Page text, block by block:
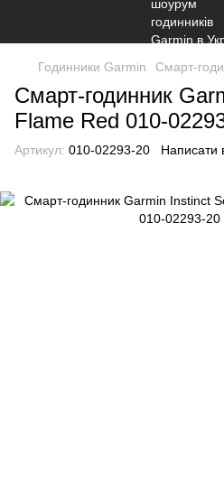
Годинники Garmin Смарт-
Смарт-годинник
Flame Red 010-
Артикул: 010-02293-20 Написати